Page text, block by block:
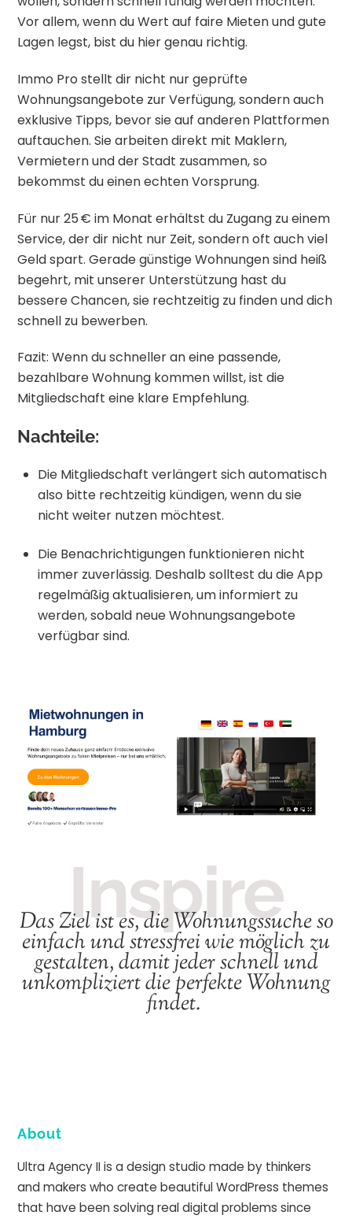
Vor allem, wenn du Wert auf faire Mieten und gute
Lagen legst, bist du hier genau richtig.
Immo Pro stellt dir nicht nur geprüfte
Wohnungsangebote zur Verfügung, sondern auch
exklusive Tipps, bevor sie auf anderen Plattformen
auftauchen. Sie arbeiten direkt mit Maklern,
Vermietern und der Stadt zusammen, so
bekommst du einen echten Vorsprung.
Für nur 25 € im Monat erhältst du Zugang zu einem
Service, der dir nicht nur Zeit, sondern oft auch viel
Geld spart. Gerade günstige Wohnungen sind heiß
begehrt, mit unserer Unterstützung hast du
bessere Chancen, sie rechtzeitig zu finden und dich
schnell zu bewerben.
Fazit: Wenn du schneller an eine passende,
bezahlbare Wohnung kommen willst, ist die
Mitgliedschaft eine klare Empfehlung.
Nachteile:
Die Mitgliedschaft verlängert sich automatisch
also bitte rechtzeitig kündigen, wenn du sie
nicht weiter nutzen möchtest.
Die Benachrichtigungen funktionieren nicht
immer zuverlässig. Deshalb solltest du die App
regelmäßig aktualisieren, um informiert zu
werden, sobald neue Wohnungsangebote
verfügbar sind.
Inspire
Das Ziel ist es, die Wohnungssuche so
einfach und stressfrei wie möglich zu
gestalten, damit jeder schnell und
unkompliziert die perfekte Wohnung
findet.
About
Ultra Agency II is a design studio made by thinkers
and makers who create beautiful WordPress themes
that have been solving real digital problems since